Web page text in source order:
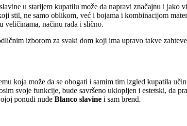
u starijem kupatilu može da napravi značajnu i jako
stil, ne samo oblikom, već i bojama i kombinacijom
veličinama, načinu rada i slično.
izborom za svaki dom koji ima upravo takve
koja može da se obogati i samim tim izgled kupatila
svoje funkcije, bude savršeno uklopljen i estetski, da
ponudi nude Blanco slavine i sam brend.